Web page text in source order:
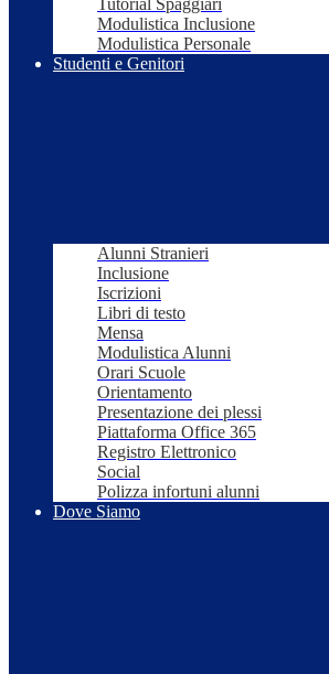
Tutorial Spaggiari
Modulistica Inclusione
Modulistica Personale
Studenti e Genitori
Alunni Stranieri
Inclusione
Iscrizioni
Libri di testo
Mensa
Modulistica Alunni
Orari Scuole
Orientamento
Presentazione dei plessi
Piattaforma Office 365
Registro Elettronico
Social
Polizza infortuni alunni
Dove Siamo